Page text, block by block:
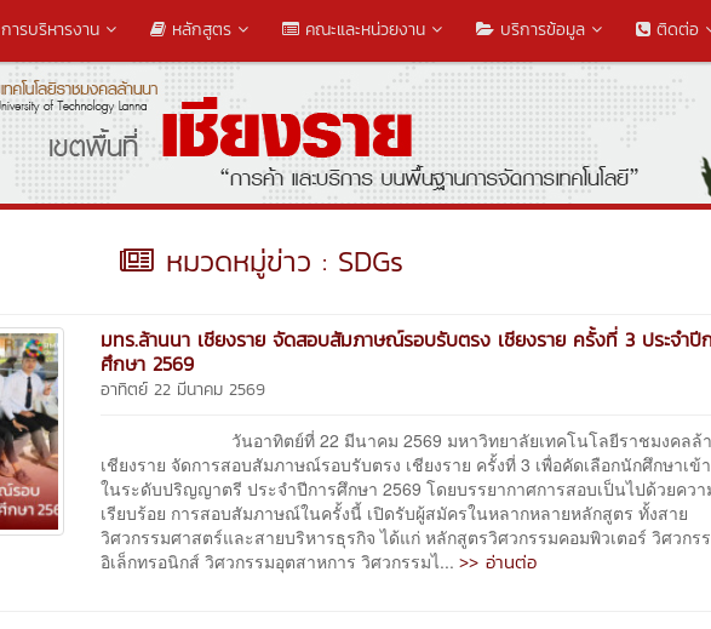
การบริหารงาน หลักสูตร คณะและหน่วยงาน บริการข้อมูล ติดต่อ
หมวดหมู่ข่าว : SDGs
มทร.ล้านนา เชียงราย จัดสอบสัมภาษณ์รอบรับตรง เชียงราย ครั้งที่ 3 ประจำปี
ศึกษา 2569
อาทิตย์ 22 มีนาคม 2569
วันอาทิตย์ที่ 22 มีนาคม 2569 มหาวิทยาลัยเทคโนโลยีราชมงคลล้
เชียงราย จัดการสอบสัมภาษณ์รอบรับตรง เชียงราย ครั้งที่ 3 เพื่อคัดเลือกนักศึกษาเข้
ในระดับปริญญาตรี ประจำปีการศึกษา 2569 โดยบรรยากาศการสอบเป็นไปด้วยควา
เรียบร้อย การสอบสัมภาษณ์ในครั้งนี้ เปิดรับผู้สมัครในหลากหลายหลักสูตร ทั้งสาย
วิศวกรรมศาสตร์และสายบริหารธุรกิจ ได้แก่ หลักสูตรวิศวกรรมคอมพิวเตอร์ วิศวกร
อิเล็กทรอนิกส์ วิศวกรรมอุตสาหการ วิศวกรรมไ...>> อ่านต่อ